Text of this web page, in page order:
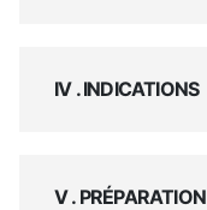
IV . INDICATIONS
V . PRÉPARATION